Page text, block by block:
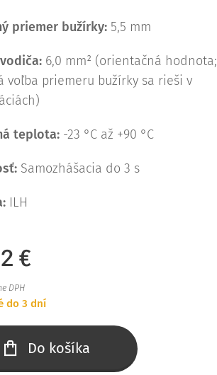
priemer bužírky: 5,5 mm
6,0 mm² (orientačná hodnota;
voľba priemeru bužírky sa rieši v
teplota: -23 °C až +90 °C
Samozhášacia do 3 s
ILH
€
DPH
do 3 dní
Do košíka